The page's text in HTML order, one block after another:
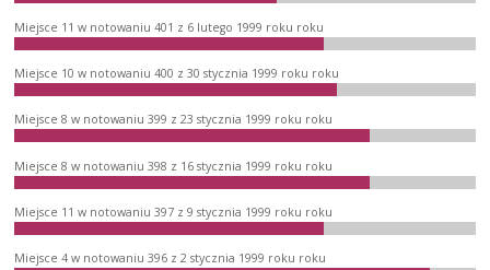
Miejsce 11 w notowaniu 401 z 6 lutego 1999 roku roku
Miejsce 10 w notowaniu 400 z 30 stycznia 1999 roku roku
Miejsce 8 w notowaniu 399 z 23 stycznia 1999 roku roku
Miejsce 8 w notowaniu 398 z 16 stycznia 1999 roku roku
Miejsce 11 w notowaniu 397 z 9 stycznia 1999 roku roku
Miejsce 4 w notowaniu 396 z 2 stycznia 1999 roku roku